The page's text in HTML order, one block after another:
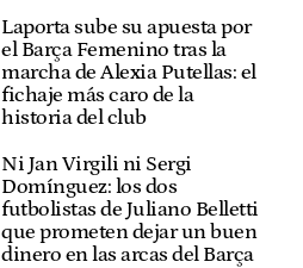
Laporta sube su apuesta por
el Barça Femenino tras la
marcha de Alexia Putellas: el
fichaje más caro de la
historia del club
Ni Jan Virgili ni Sergi
Domínguez: los dos
futbolistas de Juliano Belletti
que prometen dejar un buen
dinero en las arcas del Barça